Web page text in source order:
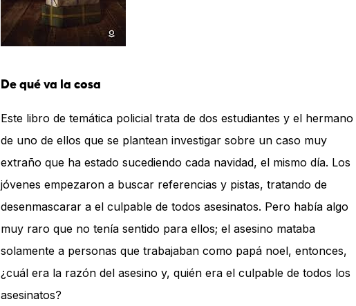
De qué va la cosa
Este libro de temática policial trata de dos estudiantes y el hermano
de uno de ellos que se plantean investigar sobre un caso muy
extraño que ha estado sucediendo cada navidad, el mismo día. Los
jóvenes empezaron a buscar referencias y pistas, tratando de
desenmascarar a el culpable de todos asesinatos. Pero había algo
muy raro que no tenía sentido para ellos; el asesino mataba
solamente a personas que trabajaban como papá noel, entonces,
¿cuál era la razón del asesino y, quién era el culpable de todos los
asesinatos?